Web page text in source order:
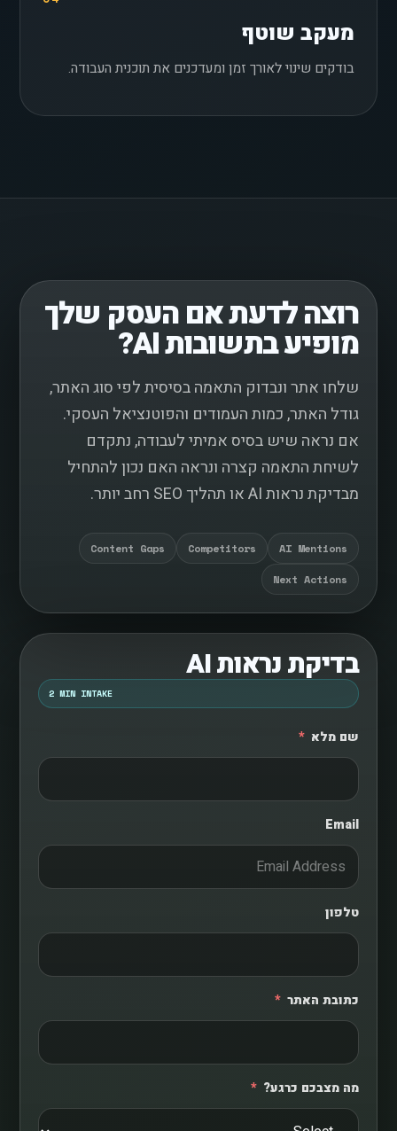
מעקב שוטף
בודקים שינוי לאורך זמן ומעדכנים את תוכנית העבודה.
רוצה לדעת אם העסק שלך
מופיע בתשובות AI?
שלחו אתר ונבדוק התאמה בסיסית לפי סוג האתר,
גודל האתר, כמות העמודים והפוטנציאל העסקי.
אם נראה שיש בסיס אמיתי לעבודה, נתקדם
לשיחת התאמה קצרה ונראה האם נכון להתחיל
מבדיקת נראות AI או תהליך SEO רחב יותר.
AI Mentions
Competitors
Content Gaps
Next Actions
בדיקת נראות AI
2 MIN INTAKE
שם מלא
Email
טלפון
כתובת האתר
מה מצבכם כרגע?